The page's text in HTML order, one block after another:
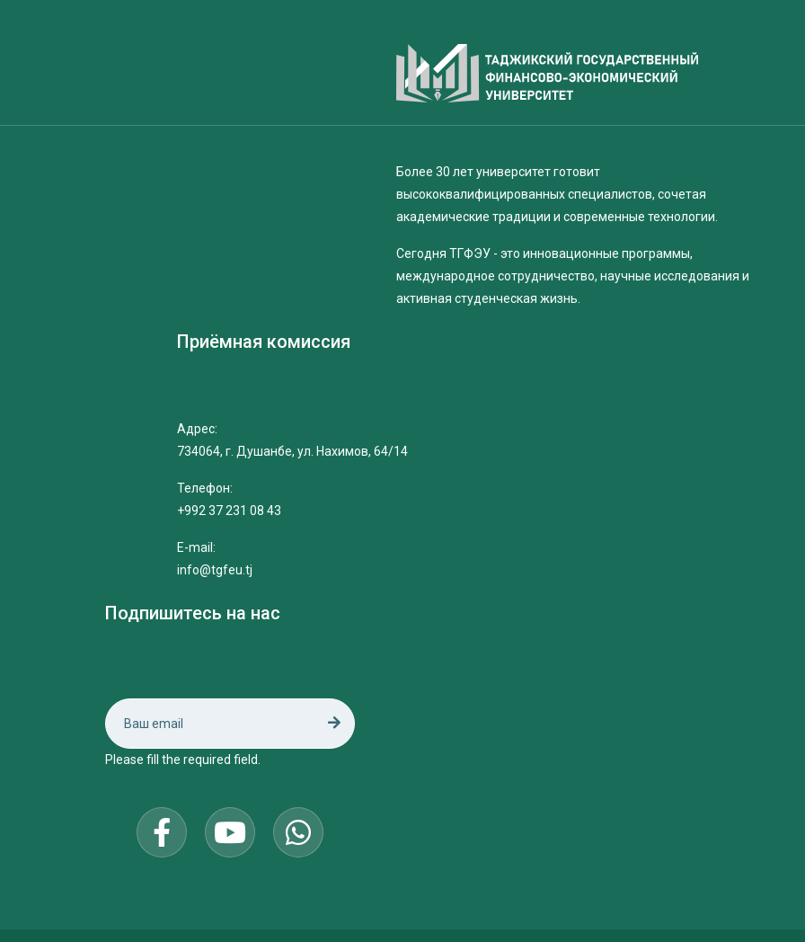
Более 30 лет университет готовит
высококвалифицированных специалистов, сочетая
академические традиции и современные технологии.
Сегодня ТГФЭУ - это инновационные программы,
международное сотрудничество, научные исследования и
активная студенческая жизнь.
Приёмная комиссия
Адрес:
734064, г. Душанбе, ул. Нахимов, 64/14
Телефон:
+992 37 231 08 43
E-mail:
info@tgfeu.tj
Подпишитесь на нас
Please fill the required field.